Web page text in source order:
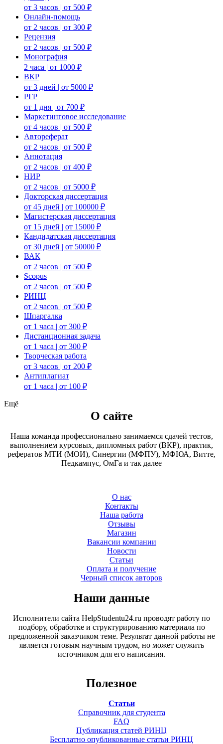
от 3 часов | от 500 ₽
Онлайн-помощь
от 2 часов | от 300 ₽
Рецензия
от 2 часов | от 500 ₽
Монография
2 часа | от 1000 ₽
ВКР
от 3 дней | от 5000 ₽
РГР
от 1 дня | от 700 ₽
Маркетинговое исследование
от 4 часов | от 500 ₽
Автореферат
от 2 часов | от 500 ₽
Аннотация
от 2 часов | от 400 ₽
НИР
от 2 часов | от 5000 ₽
Докторская диссертация
от 45 дней | от 100000 ₽
Магистерская диссертация
от 15 дней | от 15000 ₽
Кандидатская диссертация
от 30 дней | от 50000 ₽
ВАК
от 2 часов | от 500 ₽
Scopus
от 2 часов | от 500 ₽
РИНЦ
от 2 часов | от 500 ₽
Шпаргалка
от 1 часа | от 300 ₽
Дистанционная задача
от 1 часа | от 300 ₽
Творческая работа
от 3 часов | от 200 ₽
Антиплагиат
от 1 часа | от 100 ₽
Ещё
О сайте
Наша команда профессионально занимаемся сдачей тестов,
выполнением курсовых, дипломных работ (ВКР), практик,
рефератов МТИ (МОИ), Синергии (МФПУ), МФЮА, Витте,
Педкампус, ОмГа и так далее
О нас
Контакты
Наша работа
Отзывы
Магазин
Вакансии компании
Новости
Статьи
Оплата и получение
Черный список авторов
Наши данные
Исполнители сайта HelpStudentu24.ru проводят работу по
подбору, обработке и структурированию материала по
предложенной заказчиком теме. Результат данной работы не
является готовым научным трудом, но может служить
источником для его написания.
Полезное
Статьи
Справочник для студента
FAQ
Публикация статей РИНЦ
Бесплатно опубликованные статьи РИНЦ